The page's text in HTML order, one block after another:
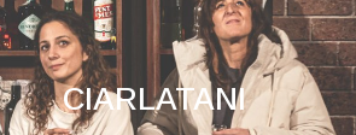
CIARLATANI